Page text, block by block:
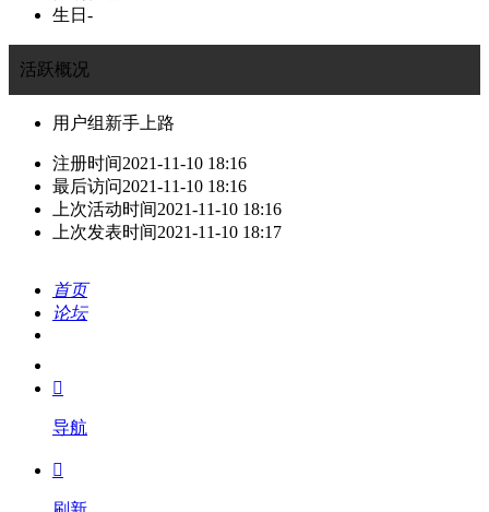
生日 -
活跃概况
用户组 新手上路
注册时间2021-11-10 18:16
最后访问2021-11-10 18:16
上次活动时间2021-11-10 18:16
上次发表时间2021-11-10 18:17
首页
论坛
我的

导航
